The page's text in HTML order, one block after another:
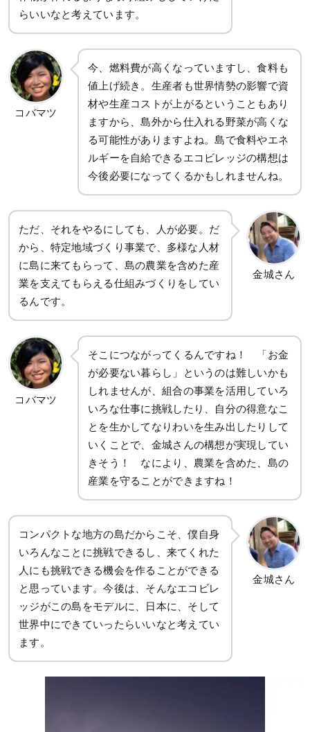
らいいなと考えています。
コバマツ
今、燃料費が高くなっていますし、食料も
値上げ続き。生産者も世界情勢の影響で資
材や生産コストが上がるということもあり
ますから、島外から仕入れる野菜が高くな
る可能性がありますよね。島で食料やエネ
ルギーを自給できるエコビレッジの構想は
今後必要になってくるかもしれませんね。
ただ、それをやるにしても、人が必要。だ
から、特定地域づくり事業で、多様な人材
に島に来てもらって、島の農業を含めた産
業を支えてもらえる仕組みづくりをしてい
るんです。
金城さん
コバマツ
そこにつながってくるんですね！ 「お金
が必要ない暮らし」というのは難しいかも
しれませんが、組合の事業を活用していろ
いろな仕事に挑戦したり、自分の得意なこ
とを生かしてなりわいを生み出したりして
いくことで、金城さんの構想が実現してい
きそう！ なにより、農業を含めた、島の
産業を守ることができますね！
コンパクトな地方の島だからこそ、僕自身
いろんなことに挑戦できるし、来てくれた
人にも挑戦できる機会を作ることができる
と思っています。今後は、そんなエコビレ
ッジがこの島をモデルに、日本に、そして
世界中にできていったらいいなと考えてい
ます。
金城さん